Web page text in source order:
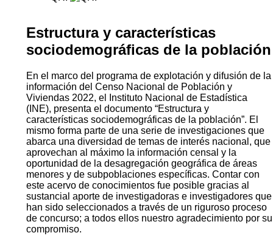
Estructura y características
sociodemográficas de la población
En el marco del programa de explotación y difusión de la
información del Censo Nacional de Población y
Viviendas 2022, el Instituto Nacional de Estadística
(INE), presenta el documento “Estructura y
características sociodemográficas de la población”. El
mismo forma parte de una serie de investigaciones que
abarca una diversidad de temas de interés nacional, que
aprovechan al máximo la información censal y la
oportunidad de la desagregación geográfica de áreas
menores y de subpoblaciones específicas. Contar con
este acervo de conocimientos fue posible gracias al
sustancial aporte de investigadoras e investigadores que
han sido seleccionados a través de un riguroso proceso
de concurso; a todos ellos nuestro agradecimiento por su
compromiso.